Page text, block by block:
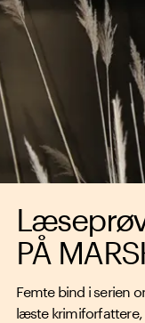
PÅ
Femte bind i serien
læste krimiforfattere,